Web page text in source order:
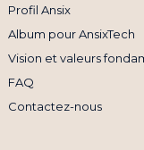
Profil Ansix
Album pour AnsixTech
Vision et valeurs
FAQ
Contactez-nous